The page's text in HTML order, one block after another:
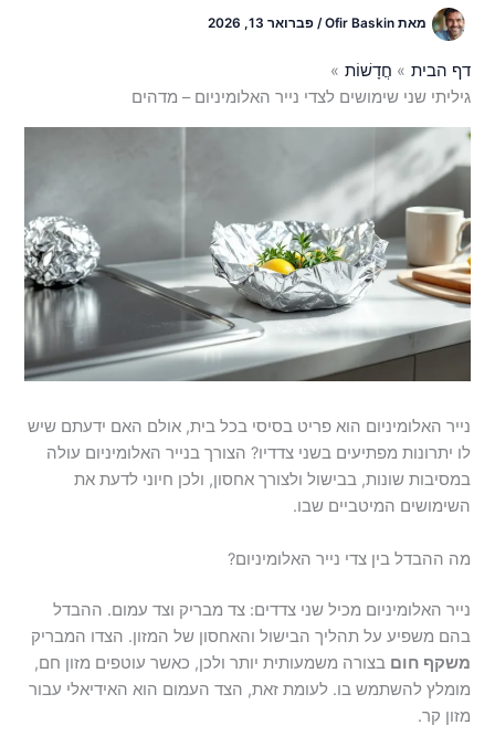
מאתOfir Baskin
/פברואר 13, 2026
דף הבית
חֲדָשׁוֹת
גיליתי שני שימושים לצדי נייר האלומיניום – מדהים
נייר האלומיניום הוא פריט בסיסי בכל בית, אולם האם ידעתם שיש
לו יתרונות מפתיעים בשני צדדיו? הצורך בנייר האלומיניום עולה
במסיבות שונות, בבישול ולצורך אחסון, ולכן חיוני לדעת את
השימושים המיטביים שבו.
מה ההבדל בין צדי נייר האלומיניום?
נייר האלומיניום מכיל שני צדדים: צד מבריק וצד עמום. ההבדל
בהם משפיע על תהליך הבישול והאחסון של המזון. הצדו המבריק
משקף חום בצורה משמעותית יותר ולכן, כאשר עוטפים מזון חם,
מומלץ להשתמש בו. לעומת זאת, הצד העמום הוא האידיאלי עבור
מזון קר.